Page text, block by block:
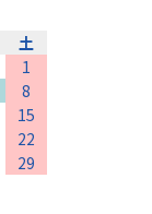
土
1
8
15
22
29